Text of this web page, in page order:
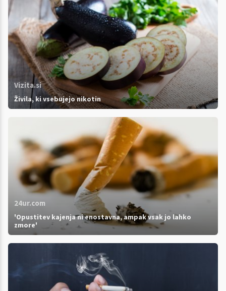
Vizita.si
Živila, ki vsebujejo nikotin
24ur.com
'Opustitev kajenja ni enostavna, ampak vsak jo lahko
zmore'